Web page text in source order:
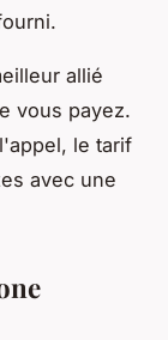
allié
vous payez.
le tarif
avec une